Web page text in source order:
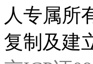
人专属所
复制及建